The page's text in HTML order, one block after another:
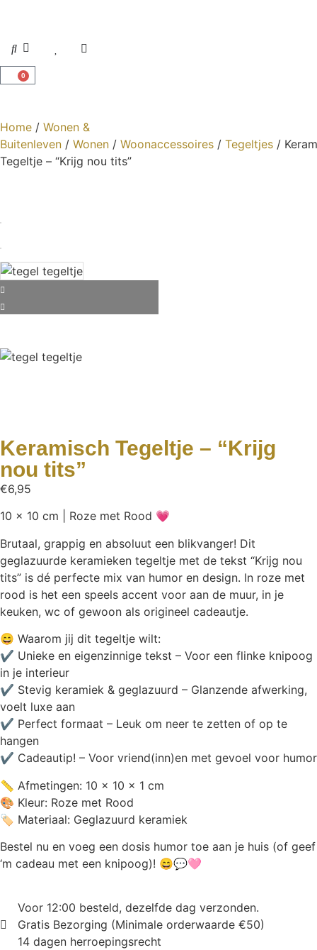
0
Home / Wonen &
Buitenleven / Wonen / Woonaccessoires / Tegeltjes /
Tegeltje – “Krijg nou tits”
Keramisch Tegeltje – “Krijg
nou tits”
€6,95
10 x 10 cm | Roze met Rood 💗
Brutaal, grappig en absoluut een blikvanger! Dit
geglazuurde keramieken tegeltje met de tekst “Krijg nou
tits” is dé perfecte mix van humor en design. In roze met
rood is het een speels accent voor aan de muur, in je
keuken, wc of gewoon als origineel cadeautje.
😄 Waarom jij dit tegeltje wilt:
✔ Unieke en eigenzinnige tekst – Voor een flinke knipoog
in je interieur
✔ Stevig keramiek & geglazuurd – Glanzende afwerking,
voelt luxe aan
✔ Perfect formaat – Leuk om neer te zetten of op te
hangen
✔ Cadeautip! – Voor vriend(inn)en met gevoel voor humor
📏 Afmetingen: 10 x 10 x 1 cm
🎨 Kleur: Roze met Rood
🏷️ Materiaal: Geglazuurd keramiek
Bestel nu en voeg een dosis humor toe aan je huis (of geef
‘m cadeau met een knipoog)! 😄💬🩷
Voor 12:00 besteld, dezelfde dag verzonden.
Gratis Bezorging (Minimale orderwaarde €50)
14 dagen herroepingsrecht